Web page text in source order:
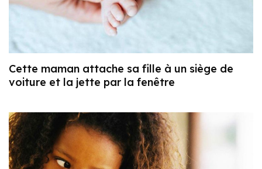
Cette maman attache sa fille à un siège de
voiture et la jette par la fenêtre